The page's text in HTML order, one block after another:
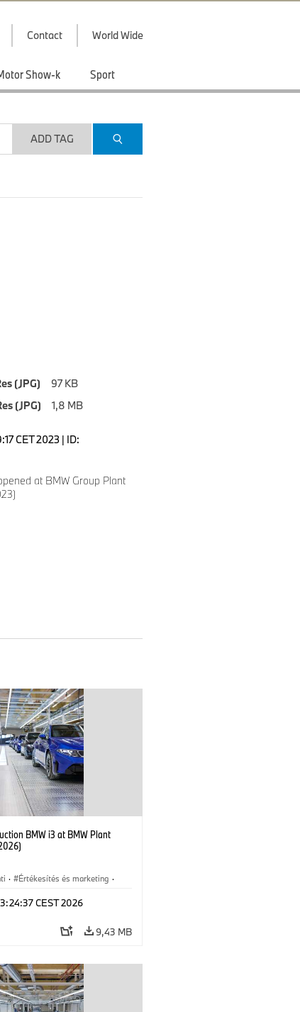
Contact World Wide
Show-k Sport
ADD TAG
(JPG)
97 KB
(JPG)
1,8 MB
CET 2023 | ID:
at BMW Group Plant
BMW i3 at BMW Plant
· Értékesítés és marketing ·
CEST 2026
9,43 MB